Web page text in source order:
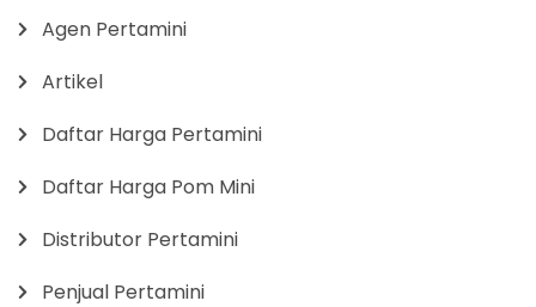
Agen Pertamini
Artikel
Daftar Harga Pertamini
Daftar Harga Pom Mini
Distributor Pertamini
Penjual Pertamini